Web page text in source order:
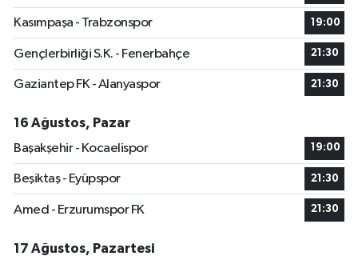
Kasımpaşa - Trabzonspor 19:00
Gençlerbirliği S.K. - Fenerbahçe 21:30
Gaziantep FK - Alanyaspor 21:30
16 Ağustos, Pazar
Başakşehir - Kocaelispor
19:00
Beşiktaş - Eyüpspor 21:30
Amed - Erzurumspor FK 21:30
17 Ağustos, Pazartesi